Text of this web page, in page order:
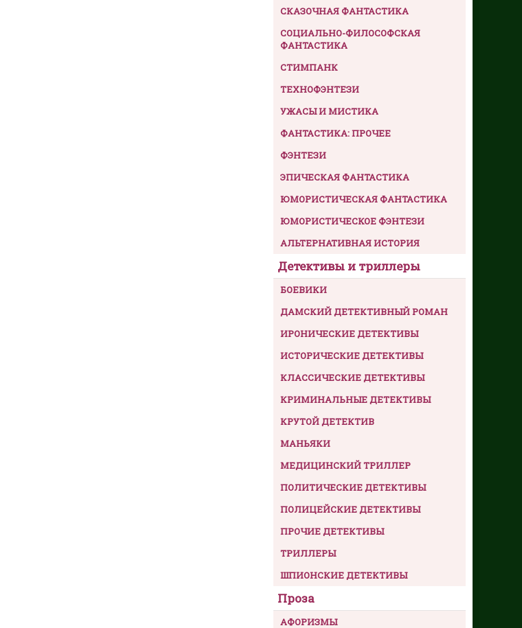
СКАЗОЧНАЯ ФАНТАСТИКА
СОЦИАЛЬНО-ФИЛОСОФСКАЯ
ФАНТАСТИКА
СТИМПАНК
ТЕХНОФЭНТЕЗИ
УЖАСЫ И МИСТИКА
ФАНТАСТИКА: ПРОЧЕЕ
ФЭНТЕЗИ
ЭПИЧЕСКАЯ ФАНТАСТИКА
ЮМОРИСТИЧЕСКАЯ ФАНТАСТИКА
ЮМОРИСТИЧЕСКОЕ ФЭНТЕЗИ
АЛЬТЕРНАТИВНАЯ ИСТОРИЯ
Детективы и триллеры
БОЕВИКИ
ДАМСКИЙ ДЕТЕКТИВНЫЙ РОМАН
ИРОНИЧЕСКИЕ ДЕТЕКТИВЫ
ИСТОРИЧЕСКИЕ ДЕТЕКТИВЫ
КЛАССИЧЕСКИЕ ДЕТЕКТИВЫ
КРИМИНАЛЬНЫЕ ДЕТЕКТИВЫ
КРУТОЙ ДЕТЕКТИВ
МАНЬЯКИ
МЕДИЦИНСКИЙ ТРИЛЛЕР
ПОЛИТИЧЕСКИЕ ДЕТЕКТИВЫ
ПОЛИЦЕЙСКИЕ ДЕТЕКТИВЫ
ПРОЧИЕ ДЕТЕКТИВЫ
ТРИЛЛЕРЫ
ШПИОНСКИЕ ДЕТЕКТИВЫ
Проза
АФОРИЗМЫ